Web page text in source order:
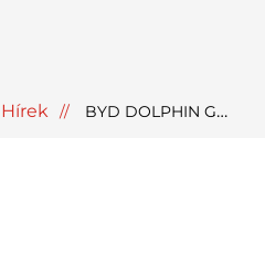
Hírek BYD DOLPHIN G DM-i: 1040 km hatótáv és 425 l csomagtér